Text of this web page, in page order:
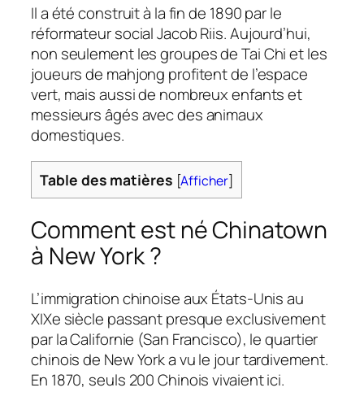
Il a été construit à la fin de 1890 par le
réformateur social Jacob Riis. Aujourd’hui,
non seulement les groupes de Tai Chi et les
joueurs de mahjong profitent de l’espace
vert, mais aussi de nombreux enfants et
messieurs âgés avec des animaux
domestiques.
Table des matières [Afficher]
Comment est né Chinatown
à New York ?
L’immigration chinoise aux États-Unis au
XIXe siècle passant presque exclusivement
par la Californie (San Francisco), le quartier
chinois de New York a vu le jour tardivement.
En 1870, seuls 200 Chinois vivaient ici.